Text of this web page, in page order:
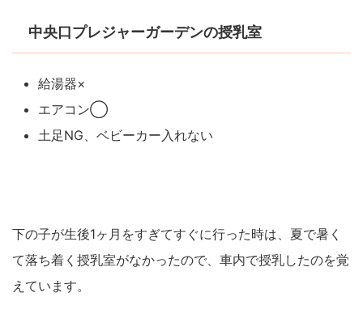
中央口プレジャーガーデンの授乳室
給湯器×
エアコン◯
土足NG、ベビーカー入れない
下の子が生後1ヶ月をすぎてすぐに行った時は、夏で暑く
て落ち着く授乳室がなかったので、車内で授乳したのを覚
えています。